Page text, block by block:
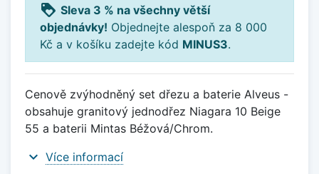
loyalty Sleva 3 % na všechny větší
objednávky! Objednejte alespoň za 8 000
Kč a v košíku zadejte kód MINUS3.
Cenově zvýhodněný set dřezu a baterie Alveus -
obsahuje granitový jednodřez Niagara 10 Beige
55 a baterii Mintas Béžová/Chrom.
expand_more Více informací